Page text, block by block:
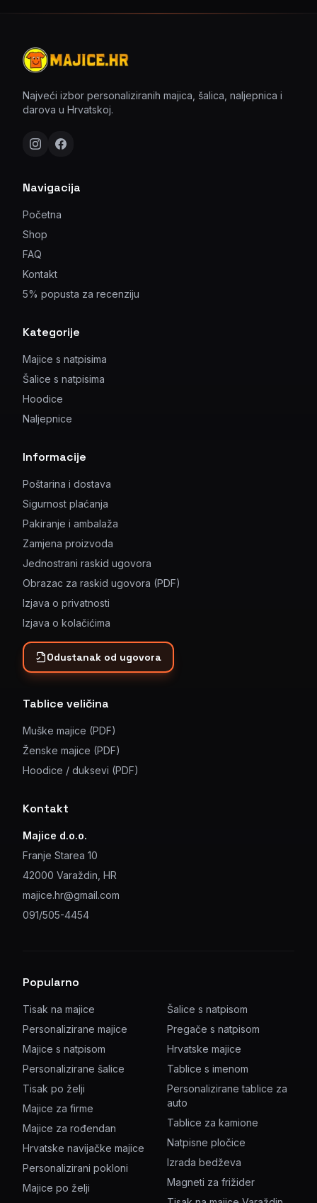
Najveći izbor personaliziranih majica, šalica, naljepnica i
darova u Hrvatskoj.
Navigacija
Početna
Shop
FAQ
Kontakt
5% popusta za recenziju
Kategorije
Majice s natpisima
Šalice s natpisima
Hoodice
Naljepnice
Informacije
Poštarina i dostava
Sigurnost plaćanja
Pakiranje i ambalaža
Zamjena proizvoda
Jednostrani raskid ugovora
Obrazac za raskid ugovora (PDF)
Izjava o privatnosti
Izjava o kolačićima
Odustanak od ugovora
Tablice veličina
Muške majice (PDF)
Ženske majice (PDF)
Hoodice / duksevi (PDF)
Kontakt
Majice d.o.o.
Franje Starea 10
42000 Varaždin, HR
majice.hr@gmail.com
091/505-4454
Popularno
Tisak na majice
Personalizirane majice
Majice s natpisom
Personalizirane šalice
Tisak po želji
Majice za firme
Majice za rođendan
Hrvatske navijačke majice
Personalizirani pokloni
Majice po želji
Šalice s natpisom
Pregače s natpisom
Hrvatske majice
Tablice s imenom
Personalizirane tablice za
auto
Tablice za kamione
Natpisne pločice
Izrada bedževa
Magneti za frižider